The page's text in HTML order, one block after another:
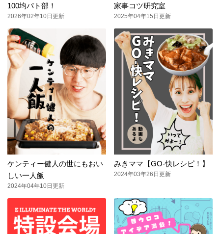
100均パト部！
2026年02年10日更新
家事コツ研究室
2025年04年15日更新
ケンティー健人の世にもおい
しい一人飯
2024年04年10日更新
みきママ【GO-快レシピ！】
2024年03年26日更新